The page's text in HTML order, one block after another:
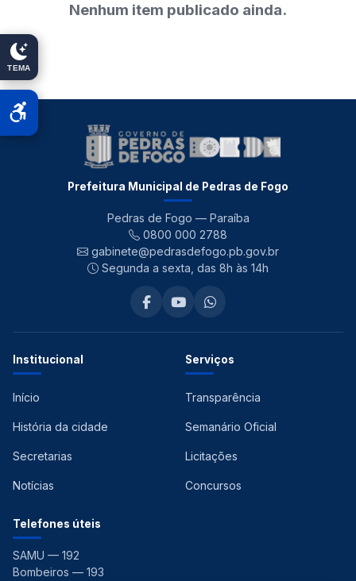
TEMA
Nenhum item publicado ainda.
Prefeitura Municipal de Pedras de Fogo
Pedras de Fogo — Paraíba
0800 000 2788
gabinete@pedrasdefogo.pb.gov.br
Segunda a sexta, das 8h às 14h
Institucional
Início
História da cidade
Secretarias
Notícias
Serviços
Transparência
Semanário Oficial
Licitações
Concursos
Telefones úteis
SAMU — 192
Bombeiros — 193